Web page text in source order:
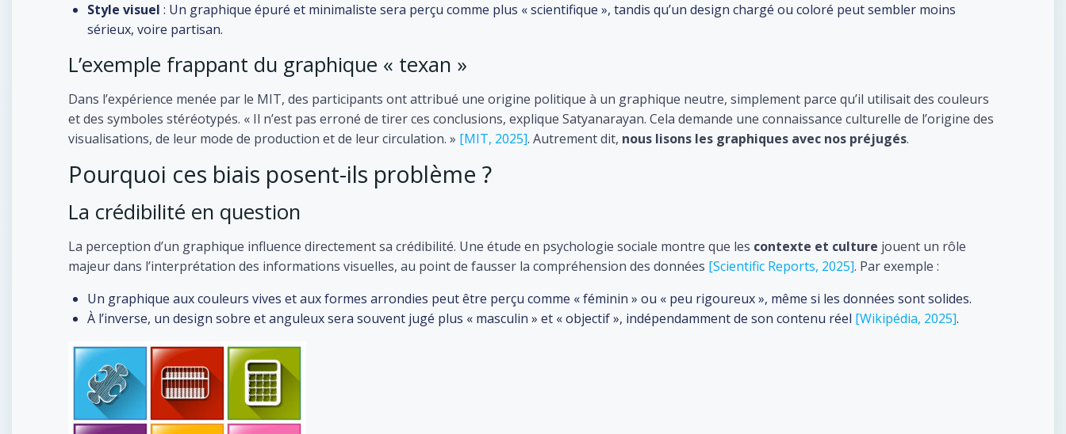
Style visuel : Un graphique épuré et minimaliste sera perçu comme plus « scientifique », tandis qu’un design chargé ou coloré peut sembler moins
sérieux, voire partisan.
L’exemple frappant du graphique « texan »
Dans l’expérience menée par le MIT, des participants ont attribué une origine politique à un graphique neutre, simplement parce qu’il utilisait des couleurs
et des symboles stéréotypés. « Il n’est pas erroné de tirer ces conclusions, explique Satyanarayan. Cela demande une connaissance culturelle de l’origine des
visualisations, de leur mode de production et de leur circulation. » [MIT, 2025]. Autrement dit, nous lisons les graphiques avec nos préjugés.
Pourquoi ces biais posent-ils problème ?
La crédibilité en question
La perception d’un graphique influence directement sa crédibilité. Une étude en psychologie sociale montre que les contexte et culture jouent un rôle
majeur dans l’interprétation des informations visuelles, au point de fausser la compréhension des données [Scientific Reports, 2025]. Par exemple :
Un graphique aux couleurs vives et aux formes arrondies peut être perçu comme « féminin » ou « peu rigoureux », même si les données sont solides.
À l’inverse, un design sobre et anguleux sera souvent jugé plus « masculin » et « objectif », indépendamment de son contenu réel [Wikipédia, 2025].